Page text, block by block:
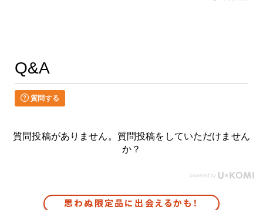
Q&A
質問する
質問投稿がありません。質問投稿をしていただけません
か？
思わぬ限定品に出会えるかも！